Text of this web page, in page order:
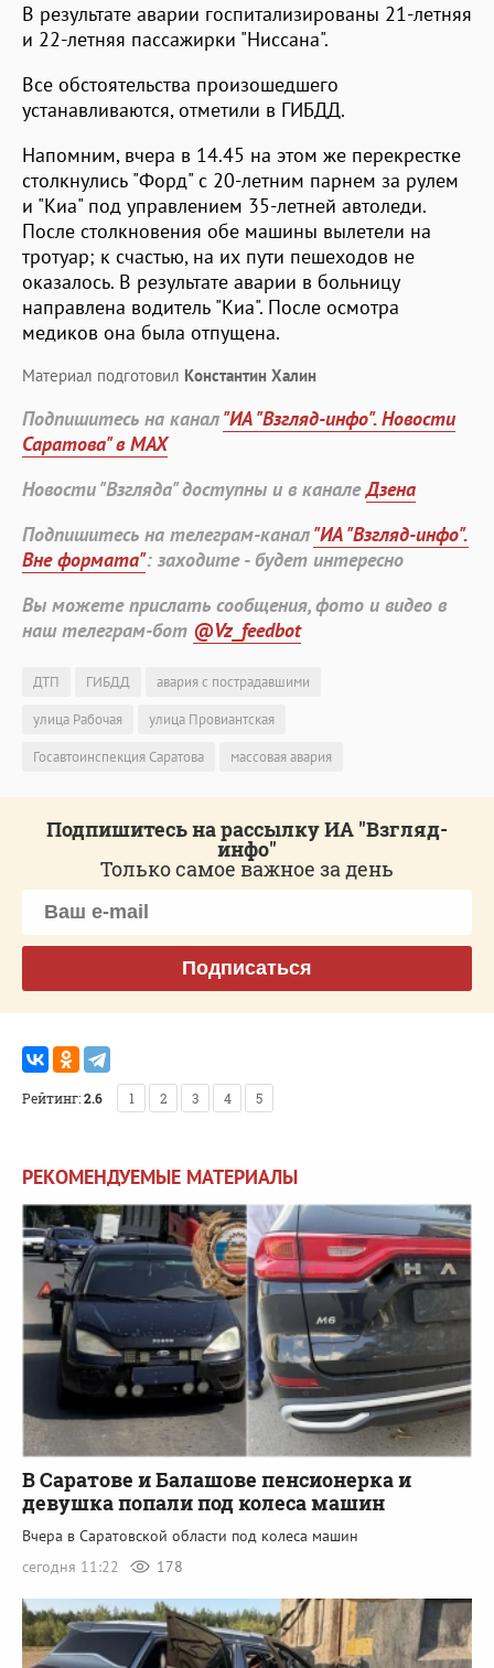
В результате аварии госпитализированы 21-летняя
и 22-летняя пассажирки "Ниссана".
Все обстоятельства произошедшего
устанавливаются, отметили в ГИБДД.
Напомним, вчера в 14.45 на этом же перекрестке
столкнулись "Форд" с 20-летним парнем за рулем
и "Киа" под управлением 35-летней автоледи.
После столкновения обе машины вылетели на
тротуар; к счастью, на их пути пешеходов не
оказалось. В результате аварии в больницу
направлена водитель "Киа". После осмотра
медиков она была отпущена.
Материал подготовил Константин Халин
Подпишитесь на канал"ИА "Взгляд-инфо". Новости
Саратова" в MAX
Новости "Взгляда" доступны и в каналеДзена
Подпишитесь на телеграм-канал"ИА "Взгляд-инфо".
Вне формата": заходите - будет интересно
Вы можете прислать сообщения, фото и видео в
наш телеграм-бот @Vz_feedbot
ДТП ГИБДД
авария с пострадавшими
улица Рабочая
улица Провиантская
Госавтоинспекция Саратова
массовая авария
Подпишитесь на рассылку ИА "Взгляд-
инфо"
Только самое важное за день
Подписаться
Рейтинг:2.6 1 2 3 4 5
РЕКОМЕНДУЕМЫЕ МАТЕРИАЛЫ
В Саратове и Балашове пенсионерка и
девушка попали под колеса машин
Вчера в Саратовской области под колеса машин
сегодня 11:22
178